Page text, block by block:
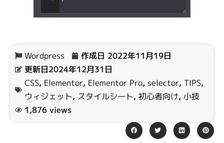
Wordpress 作成日 2022年11月19日
更新日2024年12月31日
CSS, Elementor, Elementor Pro, selector, TIPS,
ウィジェット, スタイルシート, 初心者向け, 小技
1,876 views